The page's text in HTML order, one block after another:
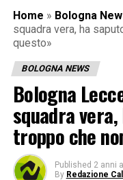
Home » Bologna
squadra vera, ha
questo»
BOLOGNA NEWS
Bologna
squadra
troppo che
Published 2 anni
By Redazione